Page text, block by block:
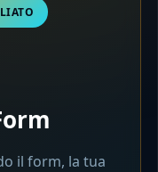
il form, la tua